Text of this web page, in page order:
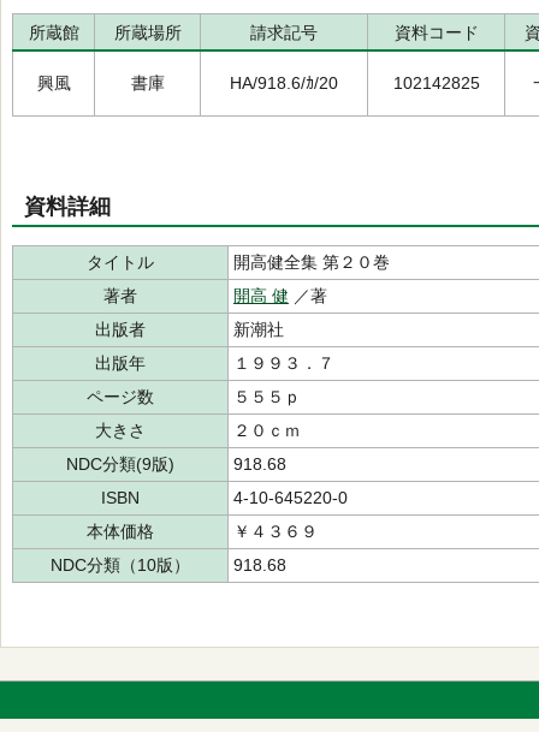
所蔵館 所蔵場所 請求記号 資料コード
興風 書庫 HA/918.6/ｶ/20 102142825
資料詳細
タイトル
開高健全集 第２０巻
著者
開高 健 ／著
出版者
新潮社
出版年
１９９３．７
ページ数
５５５ｐ
大きさ
２０ｃｍ
NDC分類(9版)
918.68
ISBN
4-10-645220-0
本体価格
￥４３６９
NDC分類（10版）
918.68